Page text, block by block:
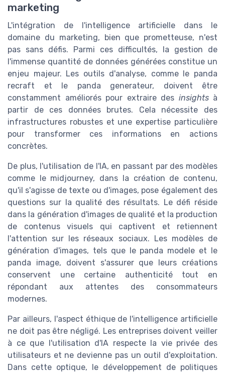
marketing
L'intégration de l'intelligence artificielle dans le
domaine du marketing, bien que prometteuse, n'est
pas sans défis. Parmi ces difficultés, la gestion de
l'immense quantité de données générées constitue un
enjeu majeur. Les outils d'analyse, comme le panda
recraft et le panda generateur, doivent être
constamment améliorés pour extraire des insightsà
partir de ces données brutes. Cela nécessite des
infrastructures robustes et une expertise particulière
pour transformer ces informations en actions
concrètes.
De plus, l'utilisation de l'IA, en passant par des modèles
comme le midjourney, dans la création de contenu,
qu'il s'agisse de texte ou d'images, pose également des
questions sur la qualité des résultats. Le défi réside
dans la génération d'images de qualité et la production
de contenus visuels qui captivent et retiennent
l'attention sur les réseaux sociaux. Les modèles de
génération d'images, tels que le panda modele et le
panda image, doivent s'assurer que leurs créations
conservent une certaine authenticité tout en
répondant aux attentes des consommateurs
modernes.
Par ailleurs, l'aspect éthique de l'intelligence artificielle
ne doit pas être négligé. Les entreprises doivent veiller
à ce que l'utilisation d'IA respecte la vie privée des
utilisateurs et ne devienne pas un outil d'exploitation.
Dans cette optique, le développement de politiques